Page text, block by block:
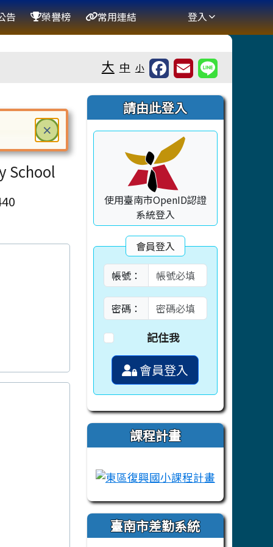
告 榮譽榜 常用連結 登入
大 中 小
School
右邊區域內容
請由此登入
使用臺南市OpenID認證
系統登入
會員登入
帳號：
密碼：
記住我
會員登入
課程計畫
link to https://campus-
link to
臺南市差勤系統
× 關閉
鍵或空白鍵確認，按下 Escape 鍵關閉